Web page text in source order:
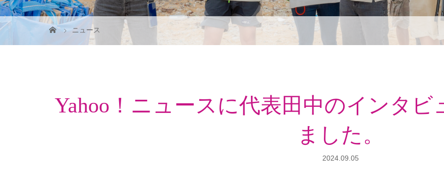
ニュース
Yahoo！ニュースに代表田中のインタビ
ました。
2024.09.05